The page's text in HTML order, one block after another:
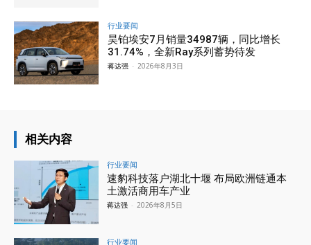
行业要闻
昊铂埃安7月销量34987辆，同比增长
31.74%，全新Ray系列蓄势待发
蒋达强 - 2026年8月3日
相关内容
行业要闻
速豹科技落户湖北十堰 布局欧洲链通本
土激活商用车产业
蒋达强 - 2026年8月5日
行业要闻